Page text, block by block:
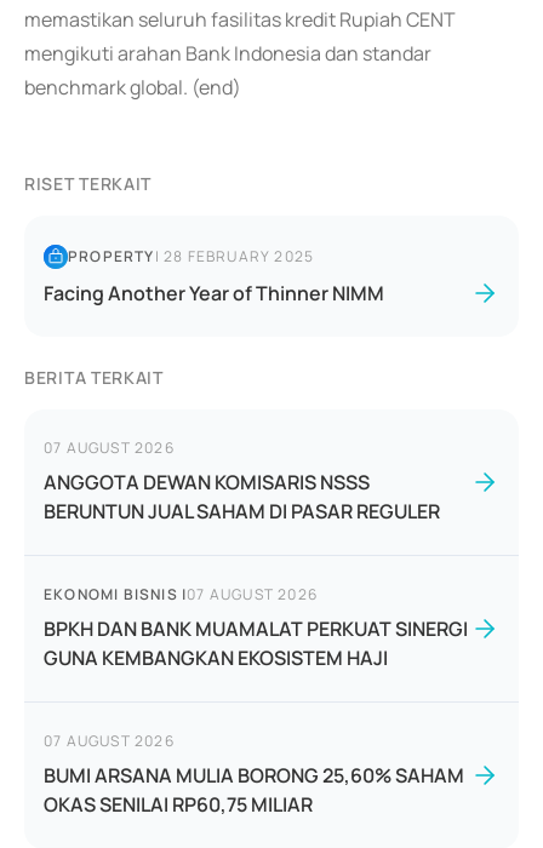
memastikan seluruh fasilitas kredit Rupiah CENT
mengikuti arahan Bank Indonesia dan standar
benchmark global. (end)
RISET TERKAIT
PROPERTY|28 FEBRUARY 2025
Facing Another Year of Thinner NIMM
BERITA TERKAIT
07 AUGUST 2026
ANGGOTA DEWAN KOMISARIS NSSS
BERUNTUN JUAL SAHAM DI PASAR REGULER
EKONOMI BISNIS |07 AUGUST 2026
BPKH DAN BANK MUAMALAT PERKUAT SINERGI
GUNA KEMBANGKAN EKOSISTEM HAJI
07 AUGUST 2026
BUMI ARSANA MULIA BORONG 25,60% SAHAM
OKAS SENILAI RP60,75 MILIAR